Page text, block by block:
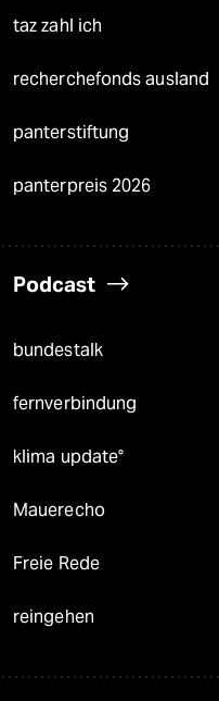
taz zahl ich
recherchefonds ausland
panterstiftung
panterpreis 2026
Podcast
bundestalk
fernverbindung
klima update°
Mauerecho
Freie Rede
reingehen